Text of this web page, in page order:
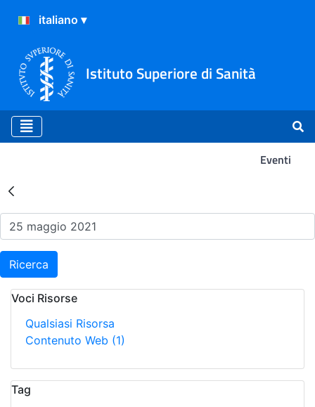
Istituto Superiore di Sanità
Eventi
Risultati della Ricerca -
Ricerca
Voci Risorse
Qualsiasi Risorsa
Contenuto Web (1)
Tag